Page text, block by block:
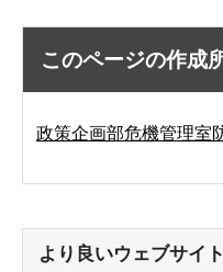
このページの作成
政策企画部危機管理室
より良いウェブサイ